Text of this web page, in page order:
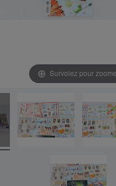
Survolez pour